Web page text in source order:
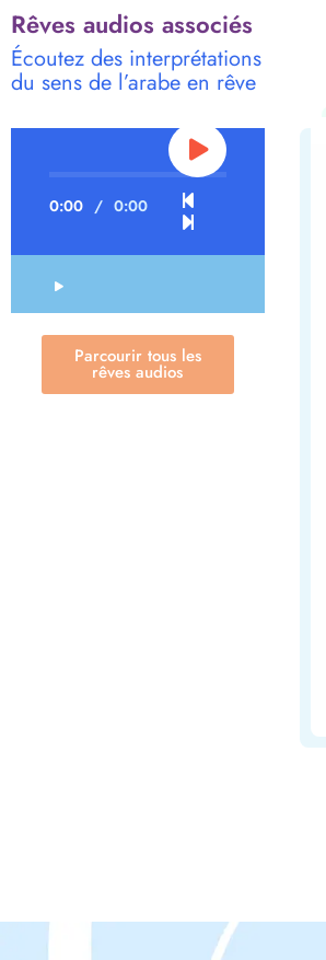
Rêves audios associés
Écoutez des interprétations
du sens de l’arabe en rêve
0:00 / 0:00
Parcourir tous les
rêves audios